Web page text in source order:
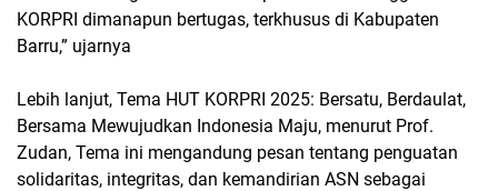
KORPRI dimanapun bertugas, terkhusus di Kabupaten
Barru,” ujarnya
Lebih lanjut, Tema HUT KORPRI 2025: Bersatu, Berdaulat,
Bersama Mewujudkan Indonesia Maju, menurut Prof.
Zudan, Tema ini mengandung pesan tentang penguatan
solidaritas, integritas, dan kemandirian ASN sebagai